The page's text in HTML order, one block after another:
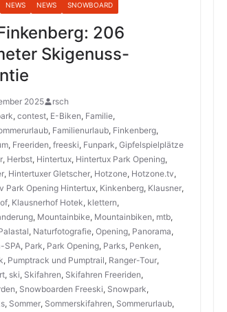
NEWS NEWS SNOWBOARD
206
Skigenuss-
2025
rsch
, contest, E-Biken, Familie,
, Familienurlaub, Finkenberg,
, Freeriden, freeski, Funpark, Gipfelspielplätze
, Herbst, Hintertux, Hintertux Park Opening,
, Hintertuxer Gletscher, Hotzone, Hotzone.tv,
Park Opening Hintertux, Kinkenberg, Klausner,
, Klausnerhof Hotek, klettern,
, Mountainbike, Mountainbiken, mtb,
, Naturfotografie, Opening, Panorama,
SPA, Park, Park Opening, Parks, Penken,
, Pumptrack und Pumptrail, Ranger-Tour,
, ski, Skifahren, Skifahren Freeriden,
, Snowboarden Freeski, Snowpark,
, Sommer, Sommerskifahren, Sommerurlaub,